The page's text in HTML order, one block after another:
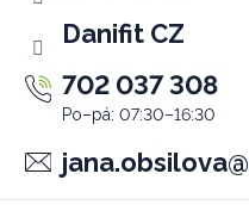
jana.obsilova@
702 037 308
Danifit CZ